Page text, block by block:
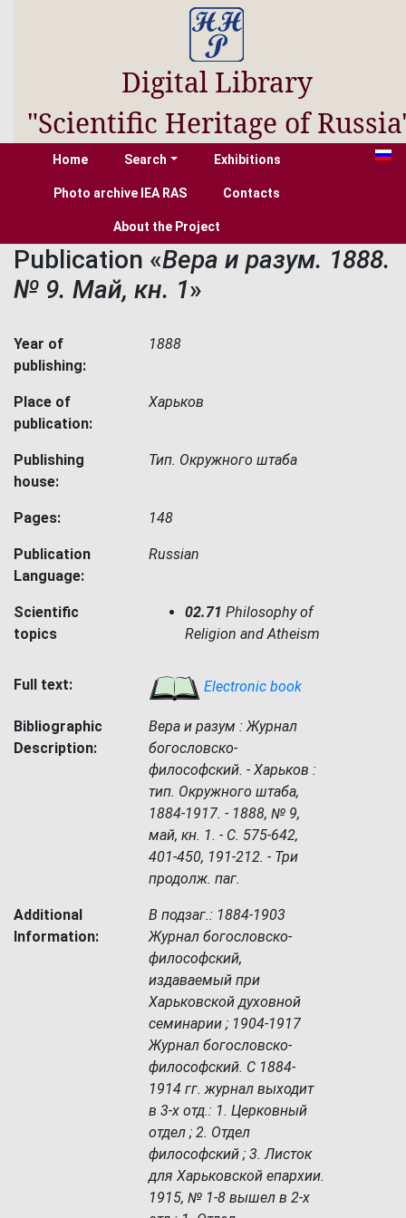
Digital Library
"Scientific Heritage of
Home Search Exhibitions
Photo archive IEA RAS Contacts
About the Project
Publication «Вера и разум. 1888.
№ 9. Май, кн. 1»
Year of
publishing:
1888
Place of
publication:
Харьков
Publishing
house:
Тип. Окружного штаба
Pages: 148
Publication
Language:
Russian
Scientific
topics
02.71 Philosophy of
Religion and Atheism
Full text: Electronic book
Bibliographic
Description:
Вера и разум : Журнал
богословско-
философский. - Харьков :
тип. Окружного штаба,
1884-1917. - 1888, № 9,
май, кн. 1. - С. 575-642,
401-450, 191-212. - Три
продолж. паг.
Additional
Information:
В подзаг.: 1884-1903
Журнал богословско-
философский,
издаваемый при
Харьковской духовной
семинарии ; 1904-1917
Журнал богословско-
философский. С 1884-
1914 гг. журнал выходит
в 3-х отд.: 1. Церковный
отдел ; 2. Отдел
философский ; 3. Листок
для Харьковской епархии.
1915, № 1-8 вышел в 2-х